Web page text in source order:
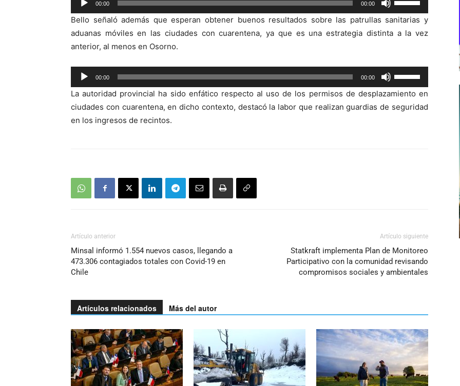
Reproductor
de
audio
00:00 00:00
las
teclas
de
arriba/abajo
para
aumentar
o
Bello señaló además que esperan obtener buenos resultados sobre las patrullas sanitarias y
aduanas móviles en las ciudades con cuarentena, ya que es una estrategia distinta a la vez
anterior, al menos en Osorno.
Reproductor
de
audio
00:00 00:00
las
teclas
de
La autoridad provincial ha sido enfático respecto al uso de los permisos de desplazamiento en
ciudades con cuarentena, en dicho contexto, destacó la labor que realizan guardias de seguridad
en los ingresos de recintos.
Artículo anterior
Minsal informó 1.554 nuevos casos, llegando a
473.306 contagiados totales con Covid-19 en
Chile
Artículo siguiente
Statkraft implementa Plan de Monitoreo
Participativo con la comunidad revisando
compromisos sociales y ambientales
Artículos relacionados Más del autor